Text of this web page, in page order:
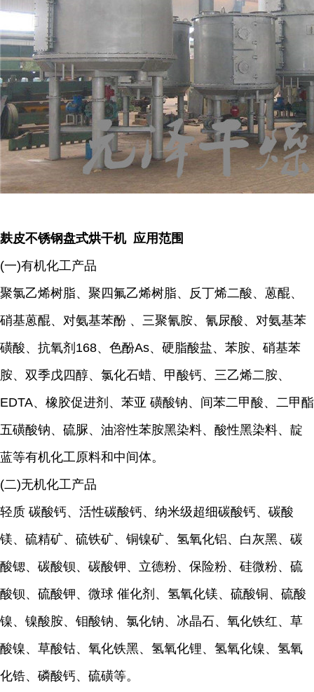
麸皮不锈钢盘式烘干机 应用范围
(一)有机化工产品
聚氯乙烯树脂、聚四氟乙烯树脂、反丁烯二酸、蒽醌、
硝基蒽醌、对氨基苯酚 、三聚氰胺、氰尿酸、对氨基苯
磺酸、抗氧剂168、色酚As、硬脂酸盐、苯胺、硝基苯
胺、双季戊四醇、氯化石蜡、甲酸钙、三乙烯二胺、
EDTA、橡胶促进剂、苯亚 磺酸钠、间苯二甲酸、二甲酯
五磺酸钠、硫脲、油溶性苯胺黑染料、酸性黑染料、靛
蓝等有机化工原料和中间体。
(二)无机化工产品
轻质 碳酸钙、活性碳酸钙、纳米级超细碳酸钙、碳酸
镁、硫精矿、硫铁矿、铜镍矿、氢氧化铝、白灰黑、碳
酸锶、碳酸钡、碳酸钾、立德粉、保险粉、硅微粉、硫
酸钡、硫酸钾、微球 催化剂、氢氧化镁、硫酸铜、硫酸
镍、镍酸胺、钼酸钠、氯化钠、冰晶石、氧化铁红、草
酸镍、草酸钴、氧化铁黑、氢氧化锂、氢氧化镍、氢氧
化锆、磷酸钙、硫磺等。